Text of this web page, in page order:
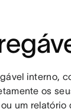
interno,
os
um